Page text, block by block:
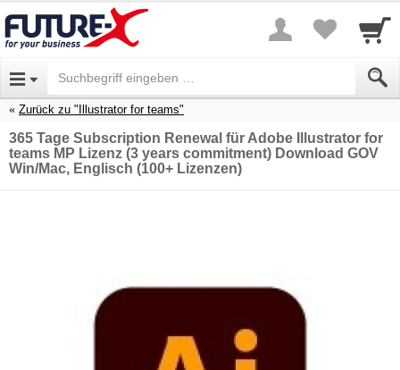
Zurück zu "Illustrator for teams"
365 Tage Subscription Renewal für Adobe Illustrator for
teams MP Lizenz (3 years commitment) Download GOV
Win/Mac, Englisch (100+ Lizenzen)